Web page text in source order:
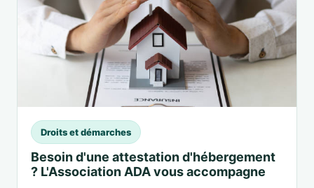
Droits et démarches
Besoin d'une attestation d'hébergement
? L'Association ADA vous accompagne